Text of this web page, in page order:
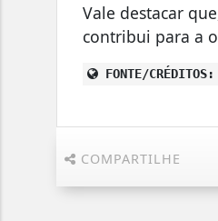
Vale destacar
contribui para a
FONTE/CRÉDITOS:
COMPARTILHE